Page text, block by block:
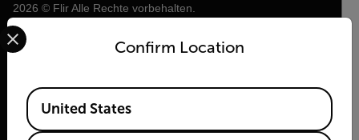
2026 © Flir Alle Rechte vorbehalten.
Confirm Location
Select your preferred country and language from the
Available Locations
United States